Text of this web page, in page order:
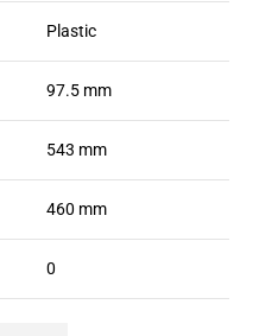
Plastic
97.5 mm
543 mm
460 mm
0